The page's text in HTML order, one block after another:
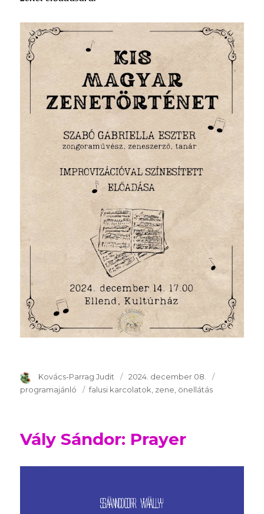
Szerző
Kovács-Parrag Judit Publikálva
2024. december 08.
programajánló
Kulcsszavak
falusi karcolatok zene önellátás
Vály Sándor: Prayer